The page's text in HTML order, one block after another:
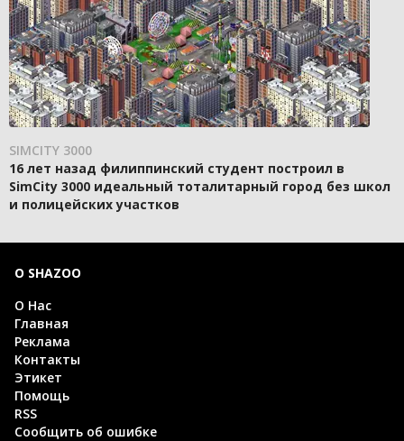
SIMCITY 3000
16 лет назад филиппинский студент построил в
SimCity 3000 идеальный тоталитарный город без школ
и полицейских участков
О SHAZOO
О Нас
Главная
Реклама
Контакты
Этикет
Помощь
RSS
Сообщить об ошибке